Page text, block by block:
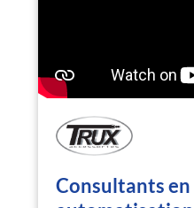
Consultants